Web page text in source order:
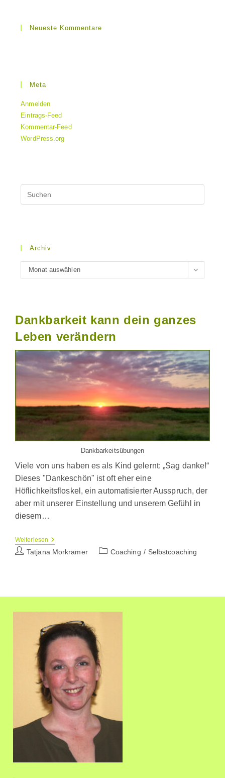
Neueste Kommentare
Meta
Anmelden
Eintrags-Feed
Kommentar-Feed
WordPress.org
Archiv
Archiv
Monat auswählen
Dankbarkeit kann dein ganzes
Leben verändern
Dankbarkeitsübungen
Viele von uns haben es als Kind gelernt: „Sag danke!“
Dieses "Dankeschön" ist oft eher eine
Höflichkeitsfloskel, ein automatisierter Ausspruch, der
aber mit unserer Einstellung und unserem Gefühl in
diesem…
Weiterlesen Dankbarkeit
Kann
Dein
Beitrags-
Tatjana Morkramer
Beitrags-
Coaching / Selbstcoaching